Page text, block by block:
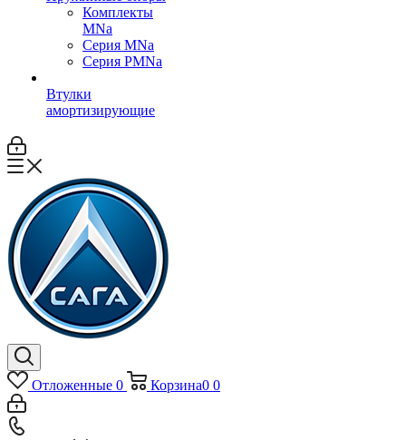
Комплекты
MNa
Серия MNa
Серия PMNa
Втулки
амортизирующие
Отложенные 0 Корзина0 0